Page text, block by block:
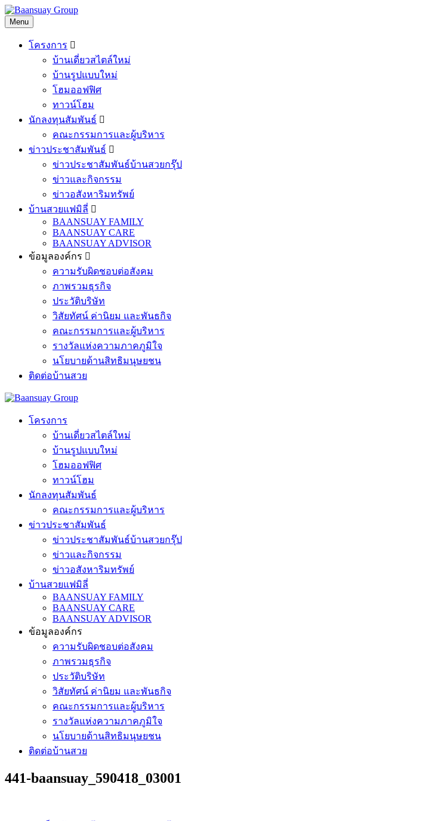
Skip
to
content
Menu
โครงการ
บ้านเดี่ยวสไตล์ใหม่
บ้านรูปแบบใหม่
โฮมออฟฟิศ
ทาวน์โฮม
นักลงทุนสัมพันธ์
คณะกรรมการและผู้บริหาร
ข่าวประชาสัมพันธ์
ข่าวประชาสัมพันธ์บ้านสวยกรุ๊ป
ข่าวและกิจกรรม
ข่าวอสังหาริมทรัพย์
บ้านสวยแฟมิลี่
BAANSUAY FAMILY
BAANSUAY CARE
BAANSUAY ADVISOR
ข้อมูลองค์กร
ความรับผิดชอบต่อสังคม
ภาพรวมธุรกิจ
ประวัติบริษัท
วิสัยทัศน์ ค่านิยม และพันธกิจ
คณะกรรมการและผู้บริหาร
รางวัลแห่งความภาคภูมิใจ
นโยบายด้านสิทธิมนุษยชน
ติดต่อบ้านสวย
โครงการ
บ้านเดี่ยวสไตล์ใหม่
บ้านรูปแบบใหม่
โฮมออฟฟิศ
ทาวน์โฮม
นักลงทุนสัมพันธ์
คณะกรรมการและผู้บริหาร
ข่าวประชาสัมพันธ์
ข่าวประชาสัมพันธ์บ้านสวยกรุ๊ป
ข่าวและกิจกรรม
ข่าวอสังหาริมทรัพย์
บ้านสวยแฟมิลี่
BAANSUAY FAMILY
BAANSUAY CARE
BAANSUAY ADVISOR
ข้อมูลองค์กร
ความรับผิดชอบต่อสังคม
ภาพรวมธุรกิจ
ประวัติบริษัท
วิสัยทัศน์ ค่านิยม และพันธกิจ
คณะกรรมการและผู้บริหาร
รางวัลแห่งความภาคภูมิใจ
นโยบายด้านสิทธิมนุษยชน
ติดต่อบ้านสวย
441-baansuay_590418_03001